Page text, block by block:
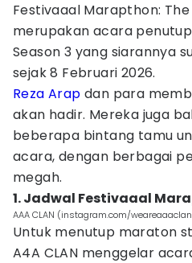
Festivaaal Marapthon: The
merupakan acara
Season 3 yang siarannya
sejak 8 Februari 2026.
Reza Arap dan para
akan hadir. Mereka juga
beberapa bintang tamu
acara, dengan berbagai
megah.
1. Jadwal Festivaaal
AAA CLAN (instagram.com/
Untuk menutup maraton
A4A CLAN menggelar